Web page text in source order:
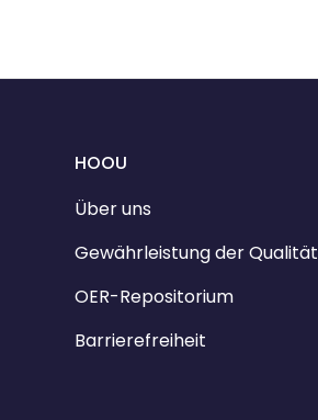
HOOU
Über uns
Gewährleistung der Qualität
OER-Repositorium
Barrierefreiheit